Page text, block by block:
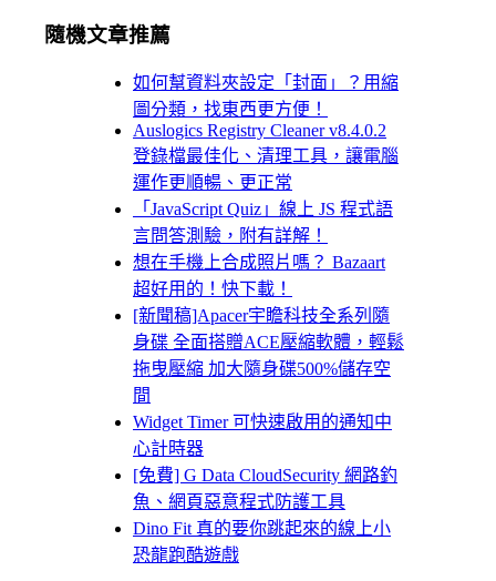
隨機文章推薦
如何幫資料夾設定「封面」？用縮
圖分類，找東西更方便！
Auslogics Registry Cleaner v8.4.0.2
登錄檔最佳化、清理工具，讓電腦
運作更順暢、更正常
「JavaScript Quiz」線上 JS 程式語
言問答測驗，附有詳解！
想在手機上合成照片嗎？ Bazaart
超好用的！快下載！
[新聞稿]Apacer宇瞻科技全系列隨
身碟 全面搭贈ACE壓縮軟體，輕鬆
拖曳壓縮 加大隨身碟500%儲存空
間
Widget Timer 可快速啟用的通知中
心計時器
[免費] G Data CloudSecurity 網路釣
魚、網頁惡意程式防護工具
Dino Fit 真的要你跳起來的線上小
恐龍跑酷遊戲